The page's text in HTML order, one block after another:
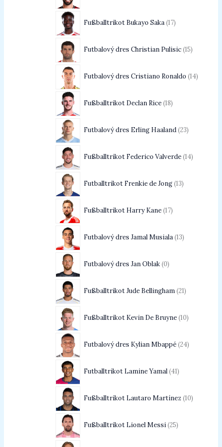
Fußballtrikot Bukayo Saka 17
Futbalový dres Christian Pulisic 15
Futbalový dres Cristiano Ronaldo 14
Fußballtrikot Declan Rice 18
Futbalový dres Erling Haaland 23
Fußballtrikot Federico Valverde 14
Futballtrikot Frenkie de Jong 13
Fußballtrikot Harry Kane 17
Futbalový dres Jamal Musiala 13
Futbalový dres Jan Oblak 0
Fußballtrikot Jude Bellingham 21
Fußballtrikot Kevin De Bruyne 10
Futbalový dres Kylian Mbappé 24
Futballtrikot Lamine Yamal 41
Fußballtrikot Lautaro Martínez 10
Fußballtrikot Lionel Messi 25